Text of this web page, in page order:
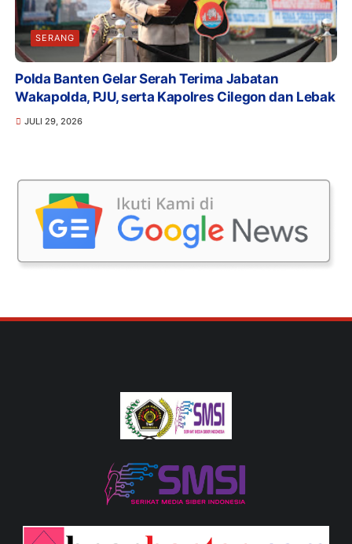
SERANG
Polda Banten Gelar Serah Terima Jabatan
Wakapolda, PJU, serta Kapolres Cilegon dan Lebak
JULI 29, 2026